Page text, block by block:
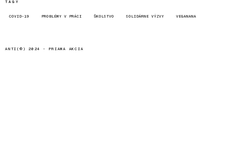
TAGY
COVID-19 PROBLÉMY V PRÁCI ŠKOLSTVO SOLIDÁRNE VÝZVY VEGANANA
ANTI(©) 2024 - PRIAMA AKCIA